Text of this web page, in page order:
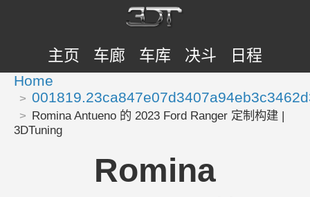
主页 车廊 车库 决斗 日程
Home
Romina Antueno 的 2023 Ford Ranger 定制构建 |
3DTuning
Romina